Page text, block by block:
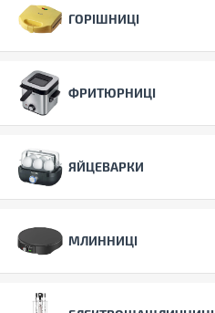
ГОРІШНИЦІ
ФРИТЮРНИЦІ
ЯЙЦЕВАРКИ
МЛИННИЦІ